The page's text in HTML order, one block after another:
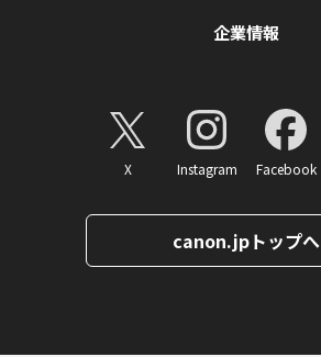
企業情報
X Instagram Facebook
canon.jpトップへ